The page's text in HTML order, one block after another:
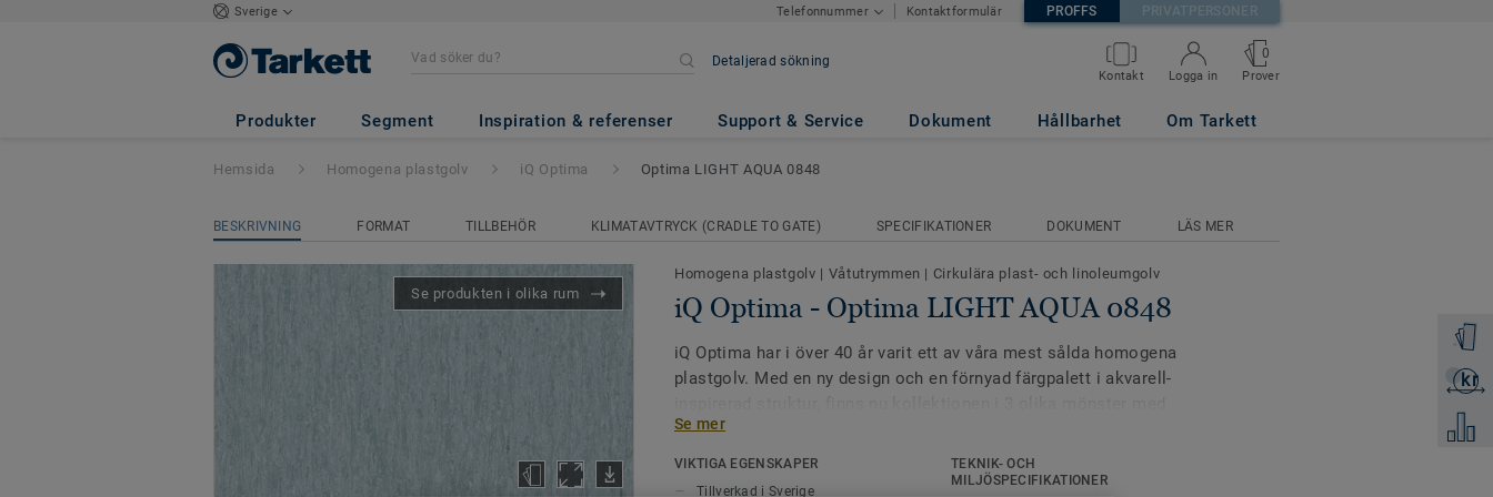
Sverige Telefonnummer Kontaktformulär PROFFS PRIVATPERSONER
Detaljerad sökning
Kontakt Logga in
0
Prover
Produkter Segment Inspiration & referenser Support & Service Dokument Hållbarhet Om Tarkett
iQ Optima - Optima LIGHT AQUA 0848
Beställ
kr
Jämför
Hemsida Homogena plastgolv iQ Optima Optima LIGHT AQUA 0848
BESKRIVNING FORMAT TILLBEHÖR KLIMATAVTRYCK (CRADLE TO GATE) SPECIFIKATIONER DOKUMENT LÄS MER
Se produkten i olika rum
Homogena plastgolv | Våtutrymmen | Cirkulära plast- och linoleumgolv
iQ Optima - Optima LIGHT AQUA 0848
iQ Optima har i över 40 år varit ett av våra mest sålda homogena
plastgolv. Med en ny design och en förnyad färgpalett i akvarell-
55 färger. iQ Optima är känd för sin PUR-yta som tydligt förlänger
livslängden och slitstyrkan och golvet är designat för att kunna
kombineras med våra iQ Granit och iQ Eminent-kollektioner.
Se mer
VIKTIGA EGENSKAPER
Tillverkad i Sverige
TEKNIK- OCH
MILJÖSPECIFIKATIONER